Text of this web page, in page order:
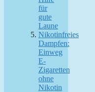
für
gute
Laune
Nikotinfreies
Dampfen:
Einweg
E-
Zigaretten
ohne
Nikotin